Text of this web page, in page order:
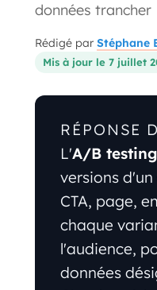
données trancher
Rédigé par Stéphane
Mis à jour le 7 juillet
RÉPONSE
L'A/B testing
versions
CTA, page,
chaque
l'audience,
données